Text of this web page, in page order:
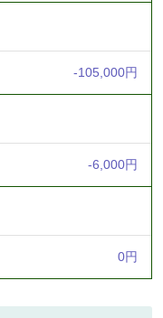
-105,000円
-6,000円
0円